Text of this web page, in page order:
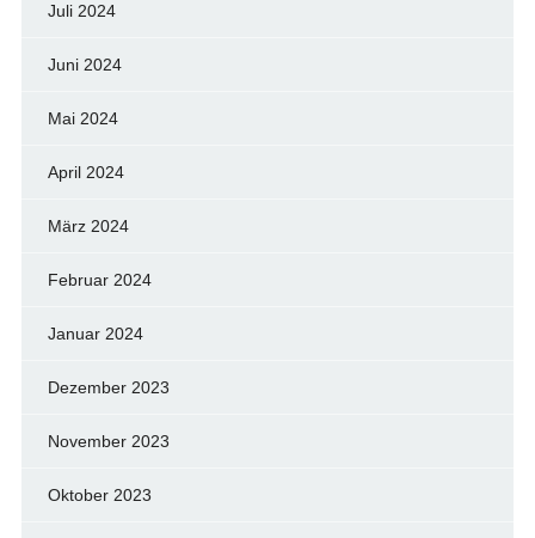
Juli 2024
Juni 2024
Mai 2024
April 2024
März 2024
Februar 2024
Januar 2024
Dezember 2023
November 2023
Oktober 2023